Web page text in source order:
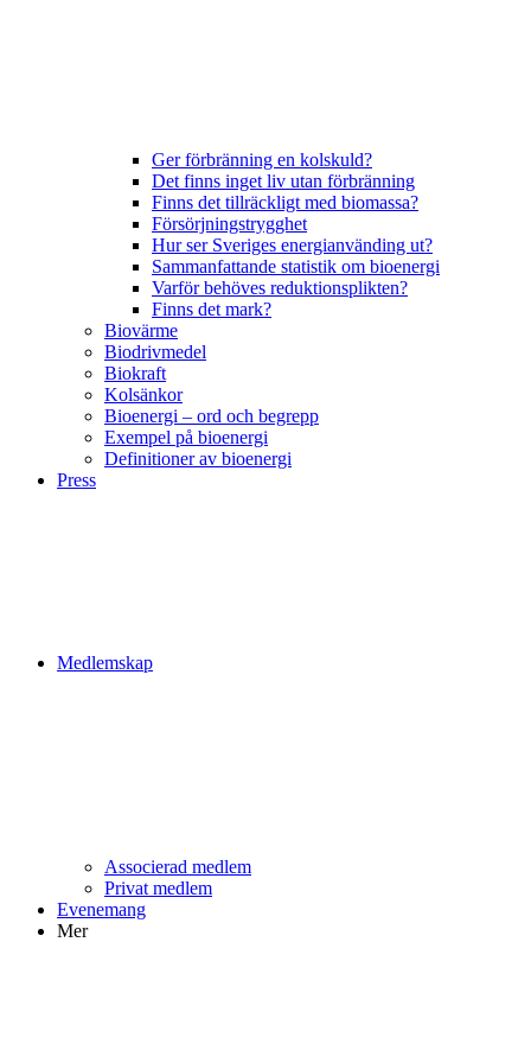
Ger förbränning en kolskuld?
Det finns inget liv utan förbränning
Finns det tillräckligt med biomassa?
Försörjningstrygghet
Hur ser Sveriges energianvänding ut?
Sammanfattande statistik om bioenergi
Varför behöves reduktionsplikten?
Finns det mark?
Biovärme
Biodrivmedel
Biokraft
Kolsänkor
Bioenergi – ord och begrepp
Exempel på bioenergi
Definitioner av bioenergi
Press
Medlemskap
Associerad medlem
Privat medlem
Evenemang
Mer